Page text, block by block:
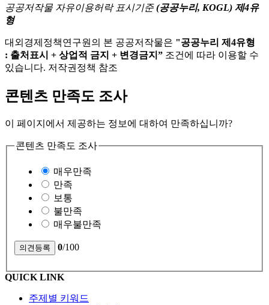
공공저작물 자유이용허락 표시기준 (공공누리, KOGL) 제4유
형
대외경제정책연구원의 본 공공저작물은 "공공누리 제4유형
: 출처표시 + 상업적 금지 + 변경금지” 조건에 따라 이용할 수
있습니다. 저작권정책 참조
콘텐츠 만족도 조사
이 페이지에서 제공하는 정보에 대하여 만족하십니까?
콘텐츠 만족도 조사
매우만족
만족
보통
불만족
매우불만족
0/100
QUICK LINK
주제별 키워드